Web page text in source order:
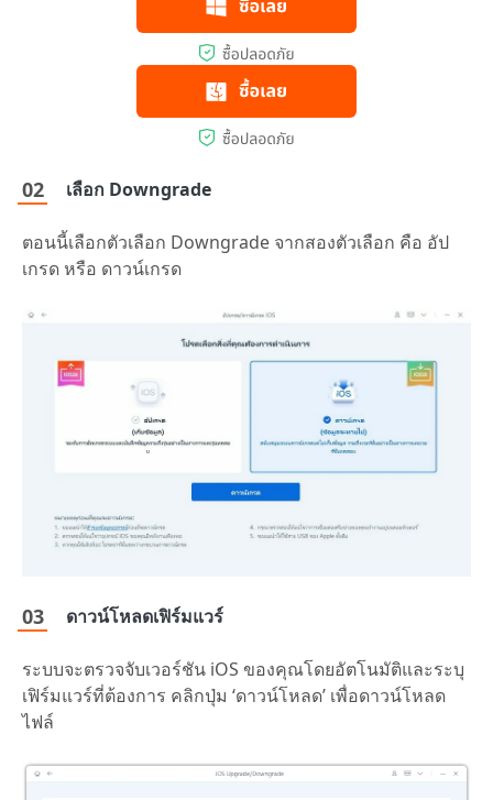
เลือก Downgrade
ตอนนี้เลือกตัวเลือก Downgrade จากสองตัวเลือก คือ อัป
เกรด หรือ ดาวน์เกรด
ดาวน์โหลดเฟิร์มแวร์
ระบบจะตรวจจับเวอร์ชัน iOS ของคุณโดยอัตโนมัติและระบุ
เฟิร์มแวร์ที่ต้องการ คลิกปุ่ม ‘ดาวน์โหลด’ เพื่อดาวน์โหลด
ไฟล์